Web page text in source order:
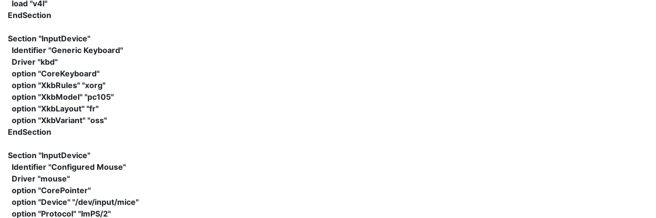
load "v4l"
EndSection
Section "InputDevice"
Identifier "Generic Keyboard"
Driver "kbd"
option "CoreKeyboard"
option "XkbRules" "xorg"
option "XkbModel" "pc105"
option "XkbLayout" "fr"
option "XkbVariant" "oss"
EndSection
Section "InputDevice"
Identifier "Configured Mouse"
Driver "mouse"
option "CorePointer"
option "Device" "/dev/input/mice"
option "Protocol" "ImPS/2"